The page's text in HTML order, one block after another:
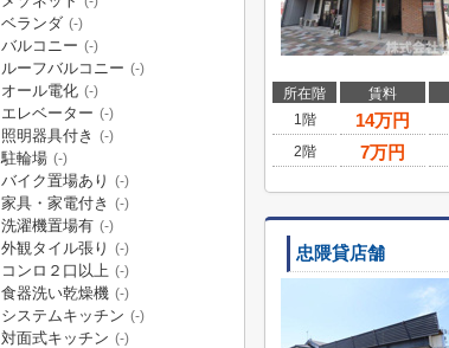
所在階 賃料
1階
14万円
2階
7万円
忠隈貸店舗
ベランダ (-)
バルコニー (-)
ルーフバルコニー (-)
オール電化 (-)
エレベーター (-)
照明器具付き (-)
駐輪場 (-)
バイク置場あり (-)
家具・家電付き (-)
洗濯機置場有 (-)
外観タイル張り (-)
コンロ２口以上 (-)
食器洗い乾燥機 (-)
システムキッチン (-)
対面式キッチン (-)